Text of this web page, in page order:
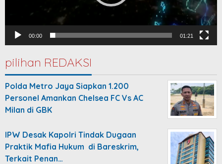
00:00 01:21
pilihan REDAKSI
Polda Metro Jaya Siapkan 1.200
Personel Amankan Chelsea FC Vs AC
Milan di GBK
IPW Desak Kapolri Tindak Dugaan
Praktik Mafia Hukum di Bareskrim,
Terkait Penan…